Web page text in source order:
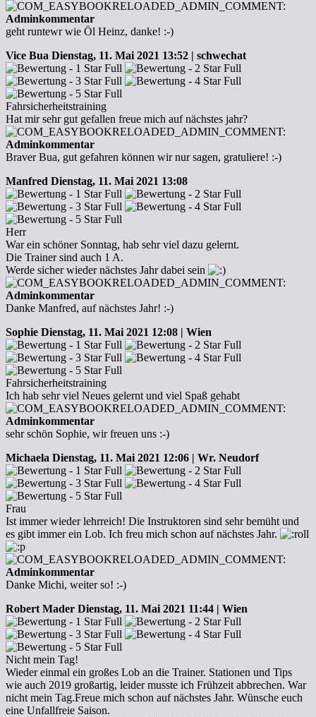
Adminkommentar
geht runtewr wie Öl Heinz, danke! :-)
Vice Bua Dienstag, 11. Mai 2021 13:52 | schwechat
Fahrsicherheitstraining
Hat mir sehr gut gefallen freue mich auf nächstes jahr?
Adminkommentar
Braver Bua, gut gefahren können wir nur sagen, gratuliere! :-)
Manfred Dienstag, 11. Mai 2021 13:08
Herr
War ein schöner Sonntag, hab sehr viel dazu gelernt.
Die Trainer sind auch 1 A.
Werde sicher wieder nächstes Jahr dabei sein
Adminkommentar
Danke Manfred, auf nächstes Jahr! :-)
Sophie Dienstag, 11. Mai 2021 12:08 | Wien
Fahrsicherheitstraining
Ich hab sehr viel Neues gelernt und viel Spaß gehabt
Adminkommentar
sehr schön Sophie, wir freuen uns :-)
Michaela Dienstag, 11. Mai 2021 12:06 | Wr. Neudorf
Frau
Ist immer wieder lehrreich! Die Instruktoren sind sehr bemüht und
es gibt immer ein Lob. Ich freu mich schon auf nächstes Jahr.
Adminkommentar
Danke Michi, weiter so! :-)
Robert Mader Dienstag, 11. Mai 2021 11:44 | Wien
Nicht mein Tag!
Wieder einmal ein großes Lob an die Trainer. Stationen und Tips
wie auch 2019 großartig, leider musste ich Frühzeit abbrechen. War
nicht mein Tag.Freue mich schon auf nächstes Jahr. Wünsche euch
eine Unfallfreie Saison.